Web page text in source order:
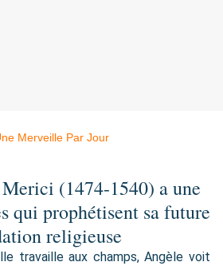
(1474-1540) a une
qui prophétisent sa future
religieuse
travaille aux champs, Angèle voit